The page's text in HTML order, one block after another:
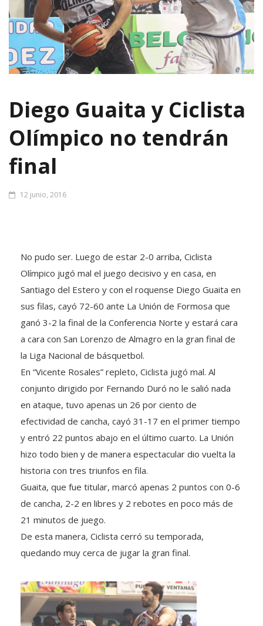
Diego Guaita y Ciclista
Olímpico no tendrán
final
12 junio, 2016
No pudo ser. Luego de estar 2-0 arriba, Ciclista
Olímpico jugó mal el juego decisivo y en casa, en
Santiago del Estero y con el roquense Diego Guaita en
sus filas, cayó 72-60 ante La Unión de Formosa que
ganó 3-2 la final de la Conferencia Norte y estará cara
a cara con San Lorenzo de Almagro en la gran final de
la Liga Nacional de básquetbol.
En “Vicente Rosales” repleto, Ciclista jugó mal. Al
conjunto dirigido por Fernando Duró no le salió nada
en ataque, tuvo apenas un 26 por ciento de
efectividad de cancha, cayó 31-17 en el primer tiempo
y entró 22 puntos abajo en el último cuarto. La Unión
hizo todo bien y de manera espectacular dio vuelta la
historia con tres triunfos en fila.
Guaita, que fue titular, marcó apenas 2 puntos con 0-6
de cancha, 2-2 en libres y 2 rebotes en poco más de
21 minutos de juego.
De esta manera, Ciclista cerró su temporada,
quedando muy cerca de jugar la gran final.